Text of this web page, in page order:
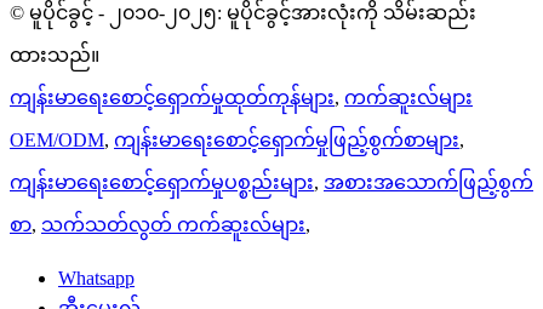
© မူပိုင်ခွင့် - ၂၀၁၀-၂၀၂၅: မူပိုင်ခွင့်အားလုံးကို သိမ်းဆည်း
ထားသည်။
ကျန်းမာရေးစောင့်ရှောက်မှုထုတ်ကုန်များ, ကက်ဆူးလ်များ
OEM/ODM, ကျန်းမာရေးစောင့်ရှောက်မှုဖြည့်စွက်စာများ,
ကျန်းမာရေးစောင့်ရှောက်မှုပစ္စည်းများ, အစားအသောက်ဖြည့်စွက်
စာ, သက်သတ်လွတ် ကက်ဆူးလ်များ,
Whatsapp